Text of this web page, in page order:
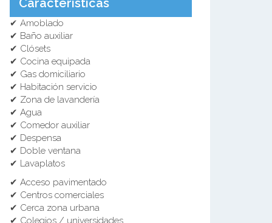
Características
✔ Amoblado
✔ Baño auxiliar
✔ Clósets
✔ Cocina equipada
✔ Gas domiciliario
✔ Habitación servicio
✔ Zona de lavandería
✔ Agua
✔ Comedor auxiliar
✔ Despensa
✔ Doble ventana
✔ Lavaplatos
✔ Acceso pavimentado
✔ Centros comerciales
✔ Cerca zona urbana
✔ Colegios / universidades